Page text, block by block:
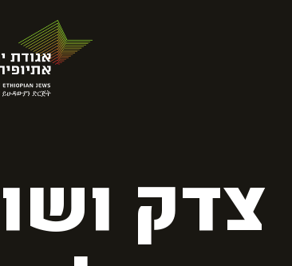
צדק